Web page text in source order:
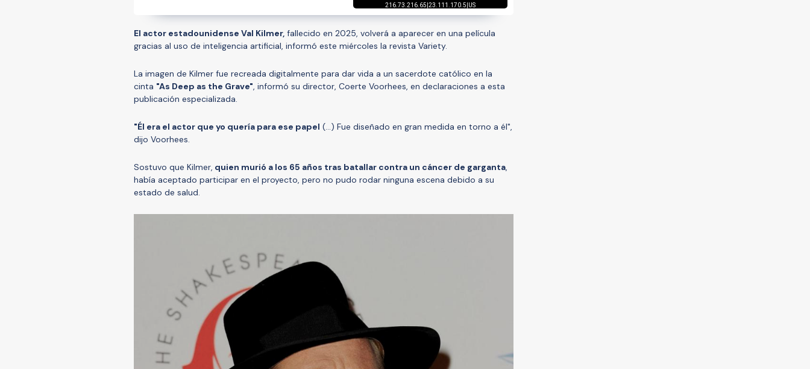
El actor estadounidense Val Kilmer, fallecido en 2025, volverá a aparecer en una película
gracias al uso de inteligencia artificial, informó este miércoles la revista Variety.
La imagen de Kilmer fue recreada digitalmente para dar vida a un sacerdote católico en la
cinta "As Deep as the Grave", informó su director, Coerte Voorhees, en declaraciones a esta
publicación especializada.
"Él era el actor que yo quería para ese papel (...) Fue diseñado en gran medida en torno a él",
dijo Voorhees.
Sostuvo que Kilmer, quien murió a los 65 años tras batallar contra un cáncer de garganta,
había aceptado participar en el proyecto, pero no pudo rodar ninguna escena debido a su
estado de salud.